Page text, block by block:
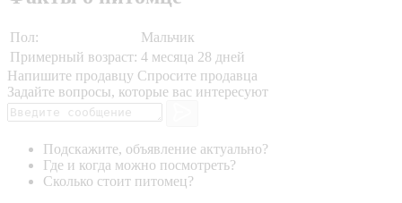
Пол:
Мальчик
Примерный возраст: 4 месяца 28 дней
Напишите продавцу Спросите продавца
Задайте вопросы, которые вас интересуют
Подскажите, объявление актуально?
Где и когда можно посмотреть?
Сколько стоит питомец?